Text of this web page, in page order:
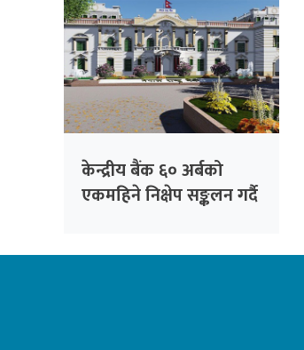
केन्द्रीय बैंक ६० अर्बको
एकमहिने निक्षेप सङ्कलन गर्दै